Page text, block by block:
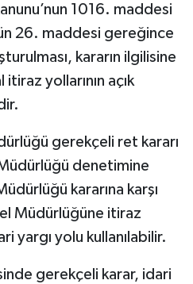
1016. maddesi
26. maddesi gereğince
kararın ilgilisine
yollarının açık
gerekçeli ret kararı
denetimine
kararına karşı
Müdürlüğüne itiraz
yargı yolu kullanılabilir.
gerekçeli karar, idari